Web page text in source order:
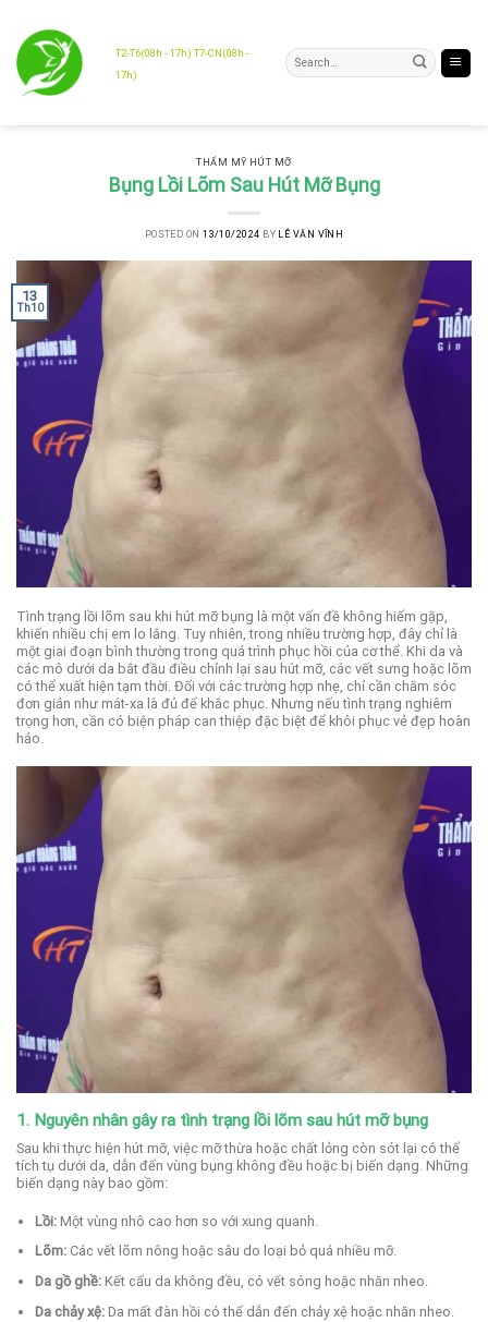
content
T2-T6(08h - 17h) T7-CN(08h -
17h)
THẨM MỸ HÚT MỠ
Bụng Lồi Lõm Sau Hút Mỡ Bụng
POSTED ON13/10/2024 BY LÊ VĂN VĨNH
13
Th10
Tình trạng lồi lõm sau khi hút mỡ bụng là một vấn đề không hiếm gặp,
khiến nhiều chị em lo lắng. Tuy nhiên, trong nhiều trường hợp, đây chỉ là
một giai đoạn bình thường trong quá trình phục hồi của cơ thể. Khi da và
các mô dưới da bắt đầu điều chỉnh lại sau hút mỡ, các vết sưng hoặc lõm
có thể xuất hiện tạm thời. Đối với các trường hợp nhẹ, chỉ cần chăm sóc
đơn giản như mát-xa là đủ để khắc phục. Nhưng nếu tình trạng nghiêm
trọng hơn, cần có biện pháp can thiệp đặc biệt để khôi phục vẻ đẹp hoàn
hảo.
1. Nguyên nhân gây ra tình trạng lồi lõm sau hút mỡ bụng
Sau khi thực hiện hút mỡ, việc mỡ thừa hoặc chất lỏng còn sót lại có thể
tích tụ dưới da, dẫn đến vùng bụng không đều hoặc bị biến dạng. Những
biến dạng này bao gồm:
Lồi:Một vùng nhô cao hơn so với xung quanh.
Lõm:Các vết lõm nông hoặc sâu do loại bỏ quá nhiều mỡ.
Da gồ ghề:Kết cấu da không đều, có vết sóng hoặc nhăn nheo.
Da chảy xệ:Da mất đàn hồi có thể dẫn đến chảy xệ hoặc nhăn nheo.